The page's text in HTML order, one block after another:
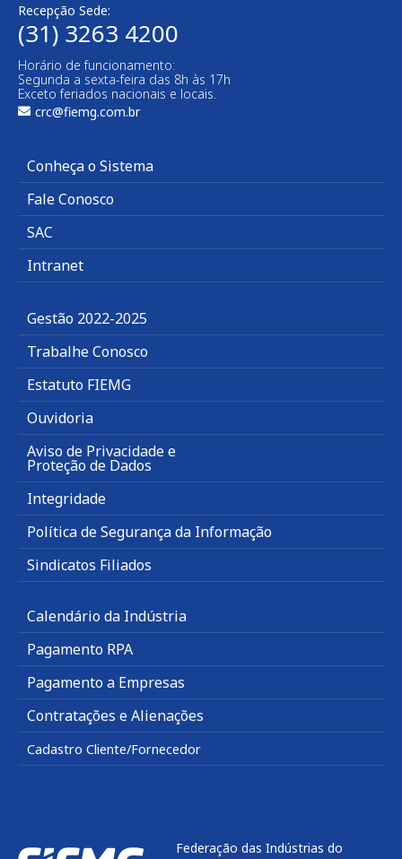
Recepção Sede:
(31) 3263 4200
Horário de funcionamento:
Segunda a sexta-feira das 8h às 17h
Exceto feriados nacionais e locais.
crc@fiemg.com.br
Conheça o Sistema
Fale Conosco
SAC
Intranet
Gestão 2022-2025
Trabalhe Conosco
Estatuto FIEMG
Ouvidoria
Aviso de Privacidade e
Proteção de Dados
Integridade
Política de Segurança da Informação
Sindicatos Filiados
Calendário da Indústria
Pagamento RPA
Pagamento a Empresas
Contratações e Alienações
Cadastro Cliente/Fornecedor
Federação das Indústrias do